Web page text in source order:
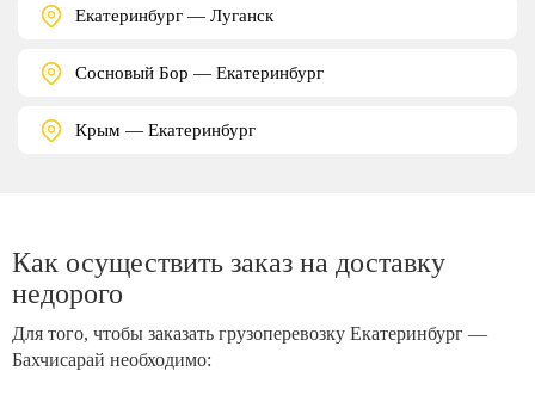
Екатеринбург — Луганск
Сосновый Бор — Екатеринбург
Крым — Екатеринбург
Как осуществить заказ на доставку
недорого
Для того, чтобы заказать грузоперевозку Екатеринбург —
Бахчисарай необходимо: